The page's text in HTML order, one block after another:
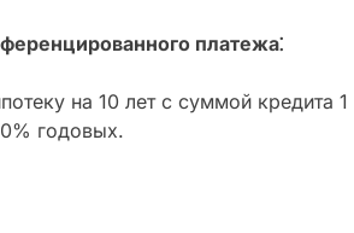
платежа⁚
на 10 лет с суммой кредита
годовых.